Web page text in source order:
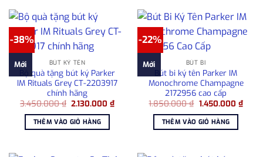
-38%
Mới BÚT KÝ TÊN
Bộ quà tặng bút ký Parker
IM Rituals Grey CT-2203917
chính hãng
3.450.000₫ Giá
là:
3.450.000 ₫.
2.130.000₫Giá
THÊM VÀO GIỎ HÀNG
-22%
Mới BÚT BI
Bút bi ký tên Parker IM
Monochrome Champagne
2172956 cao cấp
1.850.000₫ Giá
là:
1.850.000 ₫.
1.450.000 ₫Giá
THÊM VÀO GIỎ HÀNG